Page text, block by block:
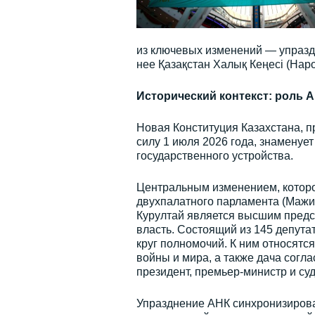
из ключевых изменений —
нее Қазақстан Халық Кеңесі
Исторический контекст: роль
Новая Конституция Казахстана,
силу 1 июля 2026 года,
государственного устройства.
Центральным изменением,
двухпалатного парламента
Курултай является высшим
власть. Состоящий из 145
круг полномочий. К ним
войны и мира, а также дача
президент, премьер-министр и
Упразднение АНК